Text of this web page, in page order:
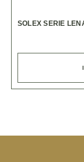
SOLEX SERIE